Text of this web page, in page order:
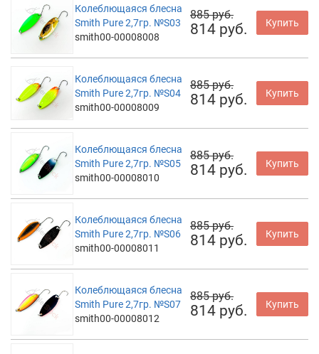
Колеблющаяся блесна
Smith Pure 2,7гр. №S03
smith00-00008008
885 руб.
814 руб. Купить
Колеблющаяся блесна
Smith Pure 2,7гр. №S04
smith00-00008009
885 руб.
814 руб. Купить
Колеблющаяся блесна
Smith Pure 2,7гр. №S05
smith00-00008010
885 руб.
814 руб. Купить
Колеблющаяся блесна
Smith Pure 2,7гр. №S06
smith00-00008011
885 руб.
814 руб. Купить
Колеблющаяся блесна
Smith Pure 2,7гр. №S07
smith00-00008012
885 руб.
814 руб. Купить